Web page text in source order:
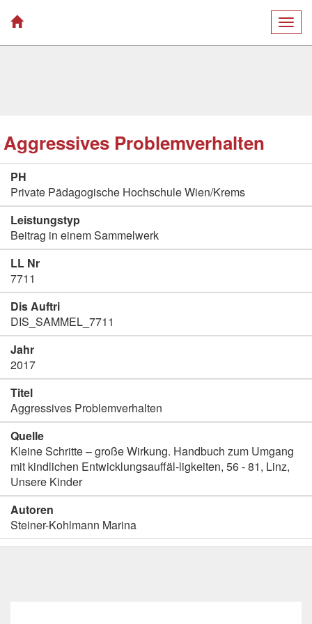
Aggressives Problemverhalten
PH
Private Pädagogische Hochschule Wien/Krems
Leistungstyp
Beitrag in einem Sammelwerk
LL Nr
7711
Dis Auftri
DIS_SAMMEL_7711
Jahr
2017
Titel
Aggressives Problemverhalten
Quelle
Kleine Schritte – große Wirkung. Handbuch zum Umgang
mit kindlichen Entwicklungsauffäl-ligkeiten, 56 - 81, Linz,
Unsere Kinder
Autoren
Steiner-Kohlmann Marina